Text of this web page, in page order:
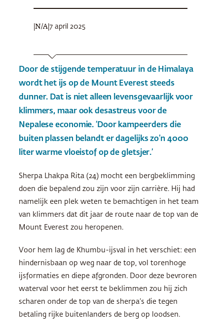
N/A 7 april 2025
Door de stijgende temperatuur in de Himalaya
wordt het ijs op de Mount Everest steeds
dunner. Dat is niet alleen levensgevaarlijk voor
klimmers, maar ook desastreus voor de
Nepalese economie. ‘Door kampeerders die
buiten plassen belandt er dagelijks zo’n 4000
liter warme vloeistof op de gletsjer.’
Sherpa Lhakpa Rita (24) mocht een bergbeklimming
doen die bepalend zou zijn voor zijn carrière. Hij had
namelijk een plek weten te bemachtigen in het team
van klimmers dat dit jaar de route naar de top van de
Mount Everest zou heropenen.
Voor hem lag de Khumbu-ijsval in het verschiet: een
hindernisbaan op weg naar de top, vol torenhoge
ijsformaties en diepe afgronden. Door deze bevroren
waterval voor het eerst te beklimmen zou hij zich
scharen onder de top van de sherpa’s die tegen
betaling rijke buitenlanders de berg op loodsen.